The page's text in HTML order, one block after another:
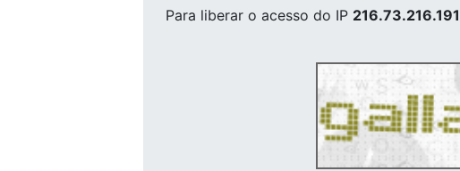
Para liberar o acesso do IP 216.73.216.191